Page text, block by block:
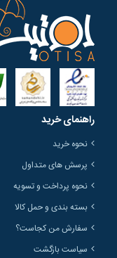
راهنمای خرید
نحوه خرید
پرسش های متداول
نحوه پرداخت و تسویه
بسته بندی و حمل کالا
سفارش من کجاست؟
سیاست بازگشت